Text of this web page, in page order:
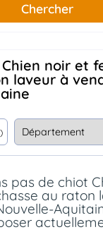
Chercher
laveur à
pas de chiot
au raton